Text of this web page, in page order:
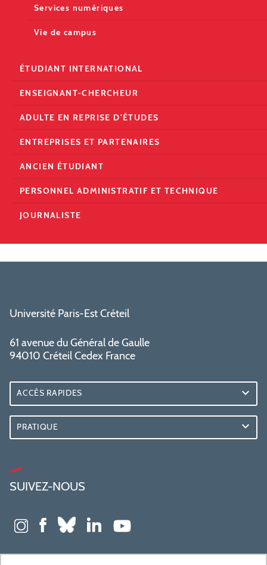
Services numériques
Vie de campus
ÉTUDIANT INTERNATIONAL
ENSEIGNANT-CHERCHEUR
ADULTE EN REPRISE D'ÉTUDES
ENTREPRISES ET PARTENAIRES
ANCIEN ÉTUDIANT
PERSONNEL ADMINISTRATIF ET TECHNIQUE
JOURNALISTE
Université Paris-Est Créteil
61 avenue du Général de Gaulle
94010 Créteil Cedex France
ACCÈS RAPIDES
PRATIQUE
SUIVEZ-NOUS